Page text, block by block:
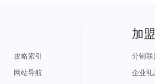
攻略索引
网站导航
加
分销联
企业礼